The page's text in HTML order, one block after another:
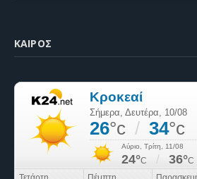
ΚΑΙΡΌΣ